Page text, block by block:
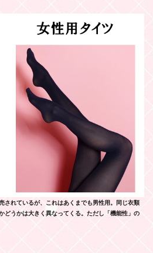
されているが、これはあくまでも男性用。同じ衣類
どうかは大きく異なってくる。ただし「機能性」の